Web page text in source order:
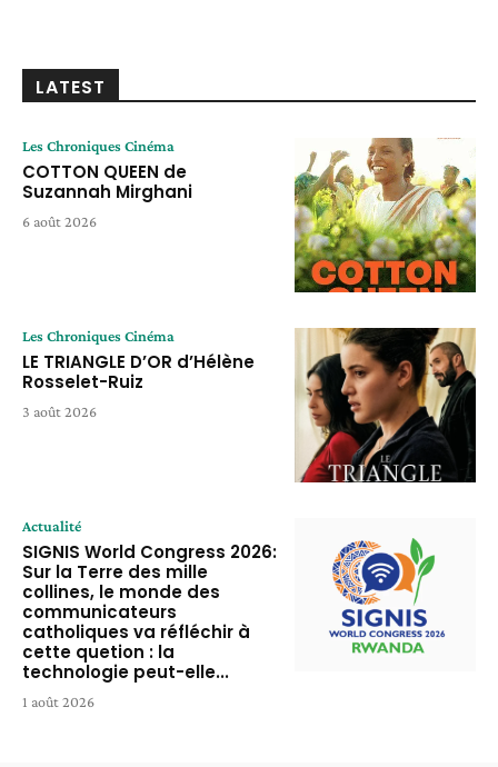
LATEST
Les Chroniques Cinéma
COTTON QUEEN de
Suzannah Mirghani
6 août 2026
Les Chroniques Cinéma
LE TRIANGLE D’OR d’Hélène
Rosselet-Ruiz
3 août 2026
Actualité
SIGNIS World Congress 2026:
Sur la Terre des mille
collines, le monde des
communicateurs
catholiques va réfléchir à
cette quetion : la
technologie peut-elle...
1 août 2026